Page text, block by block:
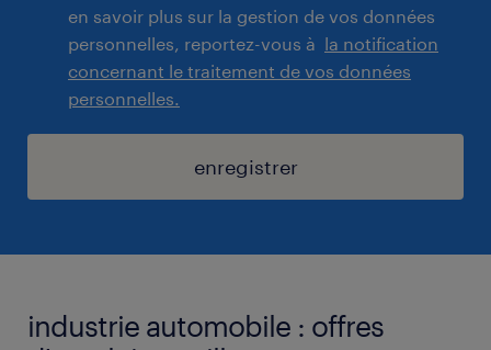
en savoir plus sur la gestion de vos données
personnelles, reportez-vous à la notification
concernant le traitement de vos données
personnelles.
enregistrer
industrie automobile : offres